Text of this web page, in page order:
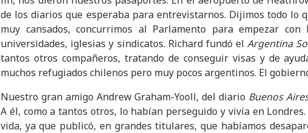
de los diarios que esperaba para entrevistarnos. Dijimos todo lo
muy cansados, concurrimos al Parlamento para empezar
universidades, iglesias y sindicatos. Richard fundó elArgentina
tantos otros compañeros, tratando de conseguir visas y de
muchos refugiados chilenos pero muy pocos argentinos. El
Nuestro gran amigo Andrew Graham-Yooll, del diario Buenos
A él, como a tantos otros, lo habían perseguido y vivía en
vida, ya que publicó, en grandes titulares, que habíamos